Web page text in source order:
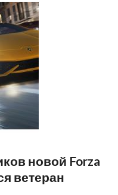
новой Forza
ветеран